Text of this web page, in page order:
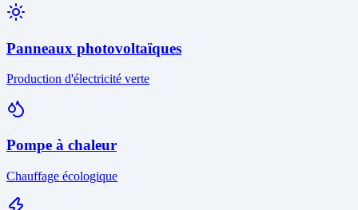
Panneaux photovoltaïques
Production d'électricité verte
Pompe à chaleur
Chauffage écologique